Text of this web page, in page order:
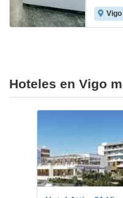
Vigo
Hoteles en Vigo